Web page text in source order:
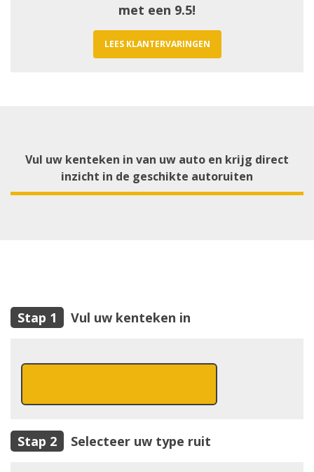
met een 9.5!
LEES KLANTERVARINGEN
Vul uw kenteken in van uw auto en krijg direct
inzicht in de geschikte autoruiten
Vul uw kenteken in
Selecteer uw type ruit